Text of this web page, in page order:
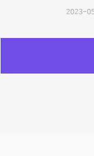
2023-